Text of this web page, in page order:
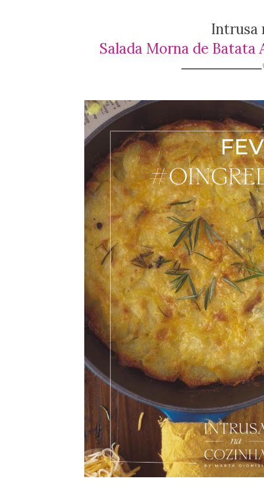
Intrusa
Salada Morna de Batata